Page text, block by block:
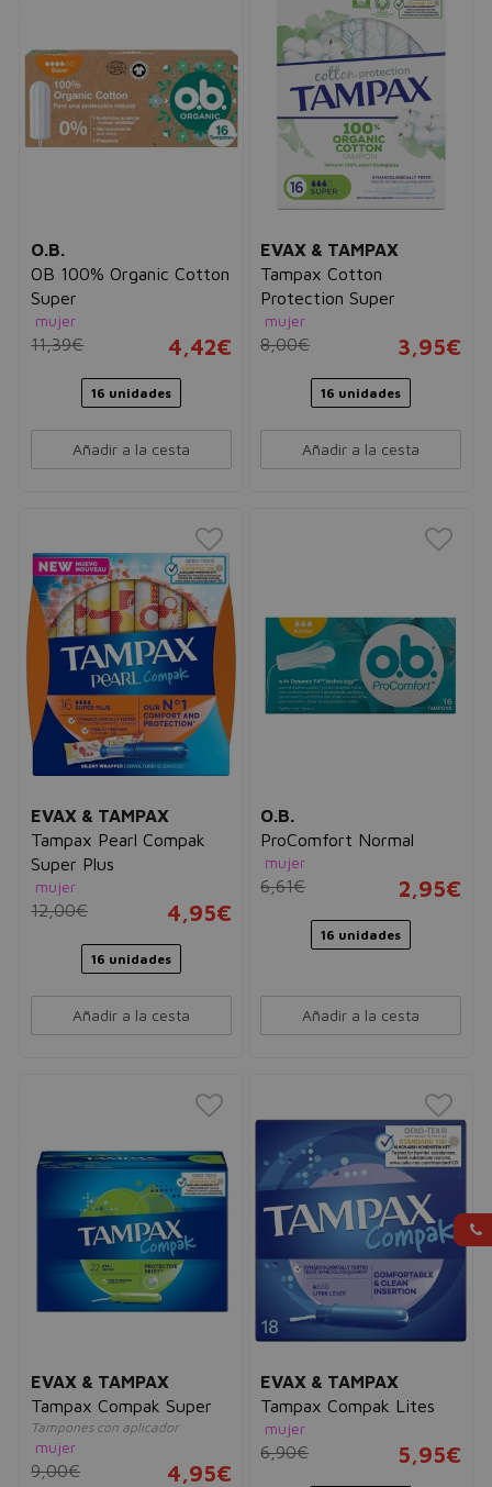
O.B.
OB 100% Organic Cotton
Super
mujer
11,39€ 4,42€
16 unidades
Añadir a la cesta
EVAX & TAMPAX
Tampax Cotton
Protection Super
mujer
8,00€ 3,95€
16 unidades
Añadir a la cesta
EVAX & TAMPAX
Tampax Pearl Compak
Super Plus
mujer
12,00€ 4,95€
16 unidades
Añadir a la cesta
O.B.
ProComfort Normal
mujer
6,61€ 2,95€
16 unidades
Añadir a la cesta
EVAX & TAMPAX
Tampax Compak Super
Tampones con aplicador
mujer
9,00€ 4,95€
EVAX & TAMPAX
Tampax Compak Lites
mujer
6,90€ 5,95€